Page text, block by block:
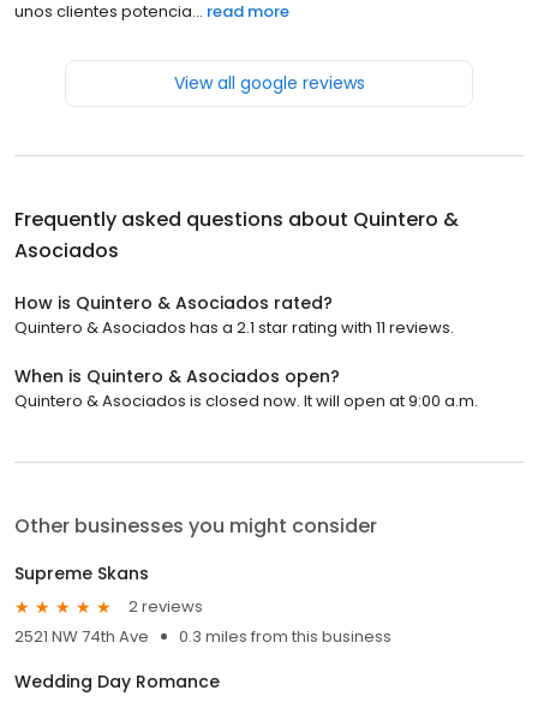
unos clientes potencia... read more
View all google reviews
Frequently asked questions about Quintero &
Asociados
How is Quintero & Asociados rated?
Quintero & Asociados has a 2.1 star rating with 11 reviews.
When is Quintero & Asociados open?
Quintero & Asociados is closed now. It will open at 9:00 a.m.
Other businesses you might consider
Supreme Skans
2 reviews
2521 NW 74th Ave
0.3 miles from this business
Wedding Day Romance